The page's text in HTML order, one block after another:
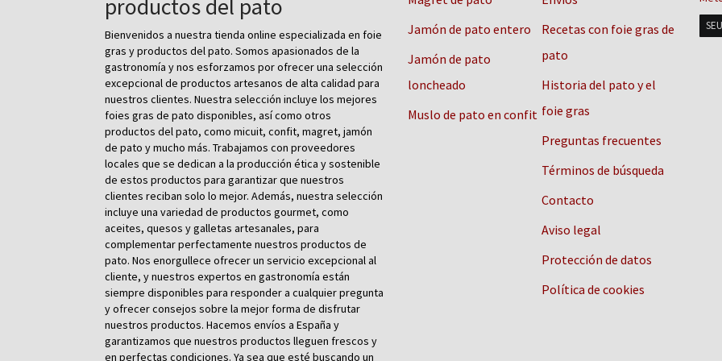
productos del pato
Bienvenidos a nuestra tienda online especializada en foie
gras y productos del pato. Somos apasionados de la
gastronomía y nos esforzamos por ofrecer una selección
excepcional de productos artesanos de alta calidad para
nuestros clientes. Nuestra selección incluye los mejores
foies gras de pato disponibles, así como otros
productos del pato, como micuit, confit, magret, jamón
de pato y mucho más. Trabajamos con proveedores
locales que se dedican a la producción ética y sostenible
de estos productos para garantizar que nuestros
clientes reciban solo lo mejor. Además, nuestra selección
incluye una variedad de productos gourmet, como
aceites, quesos y galletas artesanales, para
complementar perfectamente nuestros productos de
pato. Nos enorgullece ofrecer un servicio excepcional al
cliente, y nuestros expertos en gastronomía están
siempre disponibles para responder a cualquier pregunta
y ofrecer consejos sobre la mejor forma de disfrutar
nuestros productos. Hacemos envíos a España y
garantizamos que nuestros productos lleguen frescos y
en perfectas condiciones. Ya sea que esté buscando un
Jamón de pato entero
Jamón de pato
loncheado
Muslo de pato en confit
Recetas con foie gras de
pato
Historia del pato y el
foie gras
Preguntas frecuentes
Términos de búsqueda
Contacto
Aviso legal
Protección de datos
Política de cookies